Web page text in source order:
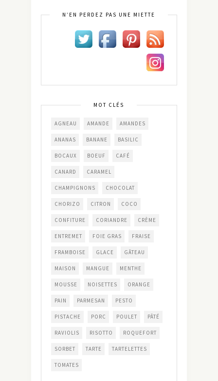
N’EN PERDEZ PAS UNE MIETTE
MOT CLÉS
AGNEAU AMANDE AMANDES
ANANAS BANANE BASILIC
BOCAUX BOEUF CAFÉ
CANARD CARAMEL
CHAMPIGNONS CHOCOLAT
CHORIZO CITRON COCO
CONFITURE CORIANDRE CRÈME
ENTREMET FOIE GRAS FRAISE
FRAMBOISE GLACE GÂTEAU
MAISON MANGUE MENTHE
MOUSSE NOISETTES ORANGE
PAIN PARMESAN PESTO
PISTACHE PORC POULET PÂTÉ
RAVIOLIS RISOTTO ROQUEFORT
SORBET TARTE TARTELETTES
TOMATES